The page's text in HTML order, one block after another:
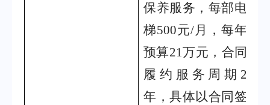
保养服务，每部电
梯500元/月，每年
预算21万元，合同
履约服务周期 2
年，具体以合同签